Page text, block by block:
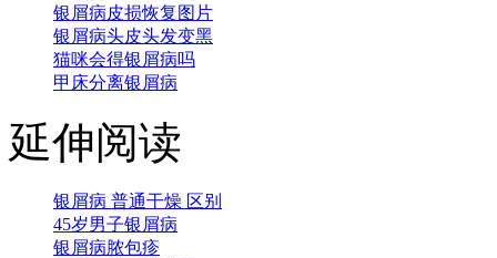
银屑病皮损恢复图片
银屑病头皮头发变黑
猫咪会得银屑病吗
甲床分离银屑病
延伸阅读
银屑病 普通干燥 区别
45岁男子银屑病
银屑病脓包疹